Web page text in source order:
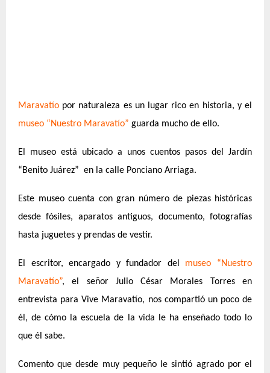
Maravatío por naturaleza es un lugar rico en historia, y el
museo “Nuestro Maravatío” guarda mucho de ello.
El museo está ubicado a unos cuentos pasos del Jardín
“Benito Juárez” en la calle Ponciano Arriaga.
Este museo cuenta con gran número de piezas históricas
desde fósiles, aparatos antiguos, documento, fotografías
hasta juguetes y prendas de vestir.
El escritor, encargado y fundador del museo “Nuestro
Maravatío”, el señor Julio César Morales Torres en
entrevista para Vive Maravatío, nos compartió un poco de
él, de cómo la escuela de la vida le ha enseñado todo lo
que él sabe.
Comento que desde muy pequeño le sintió agrado por el